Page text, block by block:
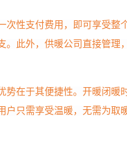
次性支付费用，即可享受
。此外，供暖公司直接管
势在于其便捷性。开暖闭
只需享受温暖，无需为取